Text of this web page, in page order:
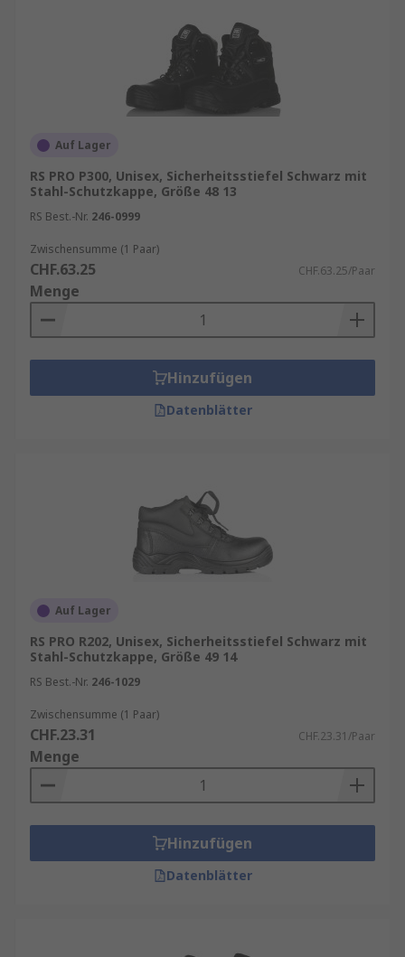
Auf Lager
RS PRO P300, Unisex, Sicherheitsstiefel Schwarz mit
Stahl-Schutzkappe, Größe 48 13
RS Best.-Nr. 246-0999
Zwischensumme (1 Paar)
CHF.63.25 CHF.63.25/Paar
Menge
Hinzufügen
Datenblätter
Auf Lager
RS PRO R202, Unisex, Sicherheitsstiefel Schwarz mit
Stahl-Schutzkappe, Größe 49 14
RS Best.-Nr. 246-1029
Zwischensumme (1 Paar)
CHF.23.31 CHF.23.31/Paar
Menge
Hinzufügen
Datenblätter